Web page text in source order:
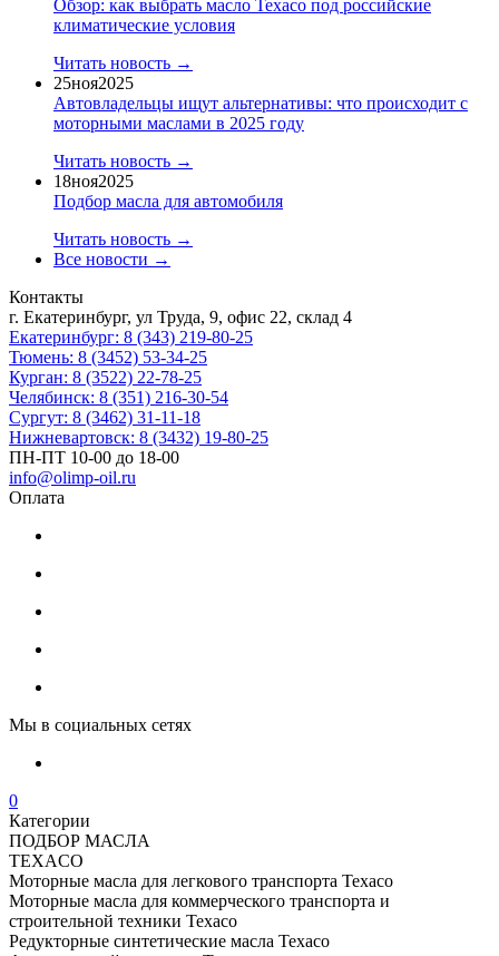
Обзор: как выбрать масло Texaco под российские
климатические условия
Читать новость →
25ноя2025
Автовладельцы ищут альтернативы: что происходит с
моторными маслами в 2025 году
Читать новость →
18ноя2025
Подбор масла для автомобиля
Читать новость →
Все новости →
Контакты
г. Екатеринбург, ул Труда, 9, офис 22, склад 4
Екатеринбург: 8 (343) 219-80-25
Тюмень: 8 (3452) 53-34-25
Курган: 8 (3522) 22-78-25
Челябинск: 8 (351) 216-30-54
Сургут: 8 (3462) 31-11-18
Нижневартовск: 8 (3432) 19-80-25
ПН-ПТ 10-00 до 18-00
info@olimp-oil.ru
Оплата
Мы в социальных сетях
0
Категории
ПОДБОР МАСЛА
TEXACO
Моторные масла для легкового транспорта Texaco
Моторные масла для коммерческого транспорта и
строительной техники Texaco
Редукторные синтетические масла Texaco